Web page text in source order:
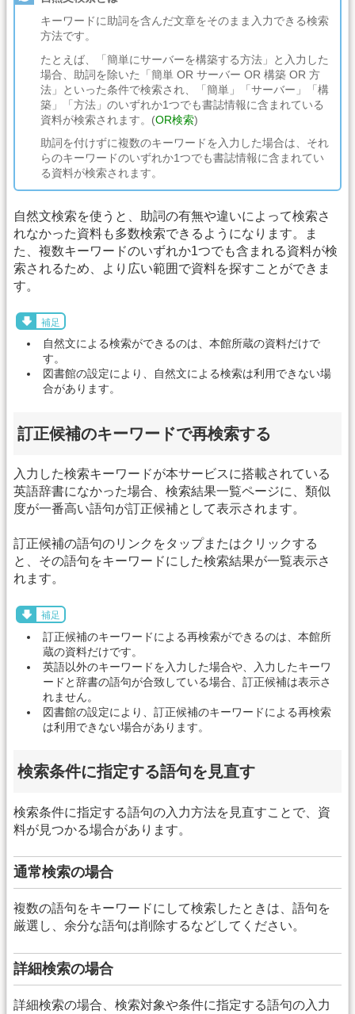
キーワードに助詞を含んだ文章をそのまま入力できる検索
方法です。
たとえば、「簡単にサーバーを構築する方法」と入力した
場合、助詞を除いた「簡単 OR サーバー OR 構築 OR 方
法」といった条件で検索され、「簡単」「サーバー」「構
築」「方法」のいずれか1つでも書誌情報に含まれている
資料が検索されます。(OR検索)
助詞を付けずに複数のキーワードを入力した場合は、それ
らのキーワードのいずれか1つでも書誌情報に含まれてい
る資料が検索されます。
自然文検索を使うと、助詞の有無や違いによって検索さ
れなかった資料も多数検索できるようになります。ま
た、複数キーワードのいずれか1つでも含まれる資料が検
索されるため、より広い範囲で資料を探すことができま
す。
補足
自然文による検索ができるのは、本館所蔵の資料だけで
す。
図書館の設定により、自然文による検索は利用できない場
合があります。
訂正候補のキーワードで再検索する
入力した検索キーワードが本サービスに搭載されている
英語辞書になかった場合、検索結果一覧ページに、類似
度が一番高い語句が訂正候補として表示されます。
訂正候補の語句のリンクをタップまたはクリックする
と、その語句をキーワードにした検索結果が一覧表示さ
れます。
補足
訂正候補のキーワードによる再検索ができるのは、本館所
蔵の資料だけです。
英語以外のキーワードを入力した場合や、入力したキーワ
ードと辞書の語句が合致している場合、訂正候補は表示さ
れません。
図書館の設定により、訂正候補のキーワードによる再検索
は利用できない場合があります。
検索条件に指定する語句を見直す
検索条件に指定する語句の入力方法を見直すことで、資
料が見つかる場合があります。
通常検索の場合
複数の語句をキーワードにして検索したときは、語句を
厳選し、余分な語句は削除するなどしてください。
詳細検索の場合
詳細検索の場合、検索対象や条件に指定する語句の入力